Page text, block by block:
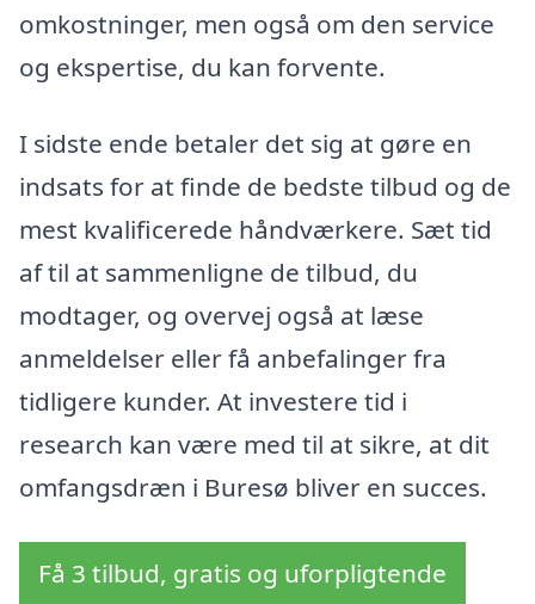
omkostninger, men også om den service
og ekspertise, du kan forvente.
I sidste ende betaler det sig at gøre en
indsats for at finde de bedste tilbud og de
mest kvalificerede håndværkere. Sæt tid
af til at sammenligne de tilbud, du
modtager, og overvej også at læse
anmeldelser eller få anbefalinger fra
tidligere kunder. At investere tid i
research kan være med til at sikre, at dit
omfangsdræn i Buresø bliver en succes.
Få 3 tilbud, gratis og uforpligtende